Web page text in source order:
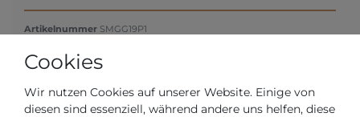
Artikelnummer SMGG19P1
570,00 €
Inhalt1Stück
Cookies
Wir nutzen Cookies auf unserer Website. Einige von
diesen sind essenziell, während andere uns helfen, diese